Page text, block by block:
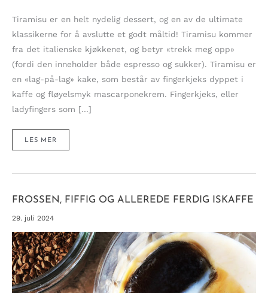
Tiramisu er en helt nydelig dessert, og en av de ultimate
klassikerne for å avslutte et godt måltid! Tiramisu kommer
fra det italienske kjøkkenet, og betyr «trekk meg opp»
(fordi den inneholder både espresso og sukker). Tiramisu er
en «lag-på-lag» kake, som består av fingerkjeks dyppet i
kaffe og fløyelsmyk mascarponekrem. Fingerkjeks, eller
ladyfingers som […]
TAKKNEMLIG
–
LES MER
FROSSEN, FIFFIG OG ALLEREDE FERDIG ISKAFFE
29. juli 2024